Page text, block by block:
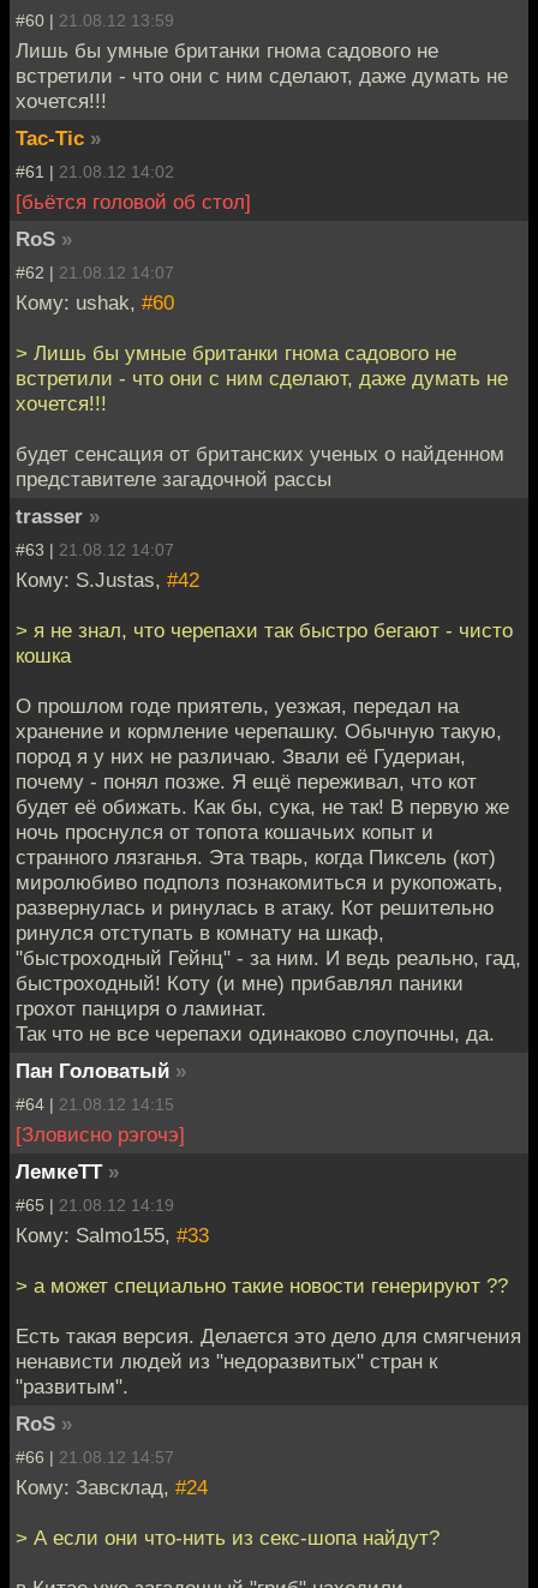
#60 | 21.08.12 13:59
Лишь бы умные британки гнома садового не
встретили - что они с ним сделают, даже думать не
хочется!!!
Tac-Tic »
#61 | 21.08.12 14:02
[бьётся головой об стол]
RoS »
#62 | 21.08.12 14:07
Кому: ushak, #60
> Лишь бы умные британки гнома садового не
встретили - что они с ним сделают, даже думать не
хочется!!!
будет сенсация от британских ученых о найденном
представителе загадочной рассы
trasser »
#63 | 21.08.12 14:07
Кому: S.Justas, #42
> я не знал, что черепахи так быстро бегают - чисто
кошка
О прошлом годе приятель, уезжая, передал на
хранение и кормление черепашку. Обычную такую,
пород я у них не различаю. Звали её Гудериан,
почему - понял позже. Я ещё переживал, что кот
будет её обижать. Как бы, сука, не так! В первую же
ночь проснулся от топота кошачьих копыт и
странного лязганья. Эта тварь, когда Пиксель (кот)
миролюбиво подполз познакомиться и рукопожать,
развернулась и ринулась в атаку. Кот решительно
ринулся отступать в комнату на шкаф,
"быстроходный Гейнц" - за ним. И ведь реально, гад,
быстроходный! Коту (и мне) прибавлял паники
грохот панциря о ламинат.
Так что не все черепахи одинаково слоупочны, да.
Пан Головатый »
#64 | 21.08.12 14:15
[Зловисно рэгочэ]
ЛемкеТТ »
#65 | 21.08.12 14:19
Кому: Salmo155, #33
> а может специально такие новости генерируют ??
Есть такая версия. Делается это дело для смягчения
ненависти людей из "недоразвитых" стран к
"развитым".
RoS »
#66 | 21.08.12 14:57
Кому: Завсклад, #24
> А если они что-нить из секс-шопа найдут?